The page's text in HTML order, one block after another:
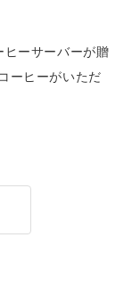
ヒーサーバーが贈
ーヒーがいただ